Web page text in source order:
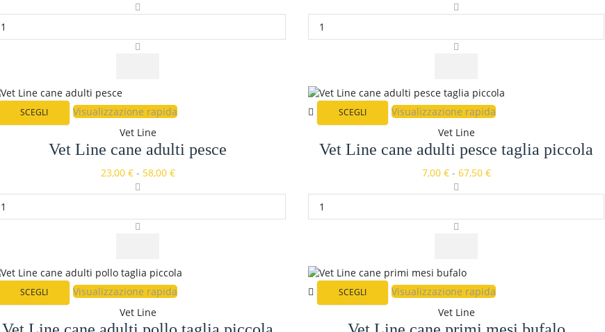
SCEGLI
Visualizzazione rapida
Vet Line
Vet Line cane adulti pesce
23,00 € - 58,00 €
SCEGLI
Visualizzazione rapida
Vet Line
Vet Line cane adulti pesce taglia piccola
7,00 € - 67,50 €
SCEGLI
Visualizzazione rapida
Vet Line
SCEGLI
Visualizzazione rapida
Vet Line